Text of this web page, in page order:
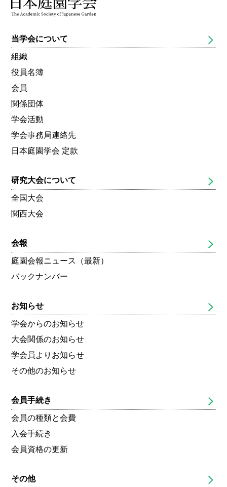
当学会について
組織
役員名簿
会員
関係団体
学会活動
学会事務局連絡先
日本庭園学会 定款
研究大会について
全国大会
関西大会
会報
庭園会報ニュース（最新）
バックナンバー
お知らせ
学会からのお知らせ
大会関係のお知らせ
学会員よりお知らせ
その他のお知らせ
会員手続き
会員の種類と会費
入会手続き
会員資格の更新
その他